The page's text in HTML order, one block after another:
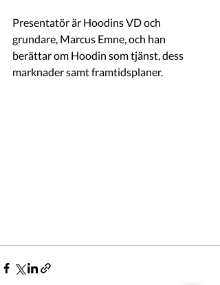
Presentatör är Hoodins VD och
grundare, Marcus Emne, och han
berättar om Hoodin som tjänst, dess
marknader samt framtidsplaner.